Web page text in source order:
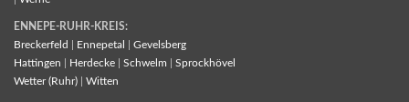
ENNEPE-RUHR-KREIS:
Breckerfeld
Ennepetal
Gevelsberg
Hattingen
Herdecke Schwelm
Sprockhövel
Wetter (Ruhr)
Witten